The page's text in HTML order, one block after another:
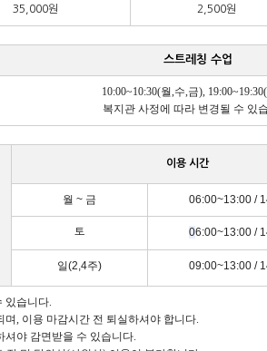
35,000원 2,500원
스트레칭 수업
10:00~10:30(월,수,금),
복지관 사정에 따라 변경될 수 있
이용 시간
월 ~ 금 06:00~13:00 /
토 06:00~13:00 /
일(2,4주) 09:00~13:00 /
있습니다.
, 이용 마감시간 전 퇴실하셔야 합니다.
야 감면받을 수 있습니다.